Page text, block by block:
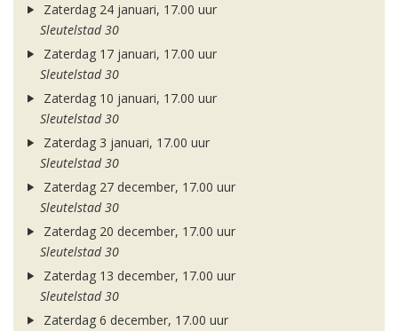
Zaterdag 24 januari, 17.00 uur
Sleutelstad 30
Zaterdag 17 januari, 17.00 uur
Sleutelstad 30
Zaterdag 10 januari, 17.00 uur
Sleutelstad 30
Zaterdag 3 januari, 17.00 uur
Sleutelstad 30
Zaterdag 27 december, 17.00 uur
Sleutelstad 30
Zaterdag 20 december, 17.00 uur
Sleutelstad 30
Zaterdag 13 december, 17.00 uur
Sleutelstad 30
Zaterdag 6 december, 17.00 uur